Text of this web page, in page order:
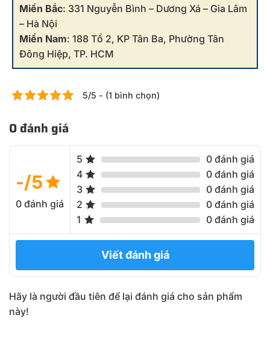
Miền Bắc: 331 Nguyễn Bình – Dương Xá – Gia Lâm
– Hà Nội
Miền Nam: 188 Tổ 2, KP Tân Ba, Phường Tân
Đông Hiệp, TP. HCM
5/5 - (1 bình chọn)
0 đánh giá
-/5
0 đánh giá
5
0 đánh giá
4
0 đánh giá
3
0 đánh giá
2
0 đánh giá
1
0 đánh giá
Viết đánh giá
Hãy là người đầu tiên để lại đánh giá cho sản phẩm
này!